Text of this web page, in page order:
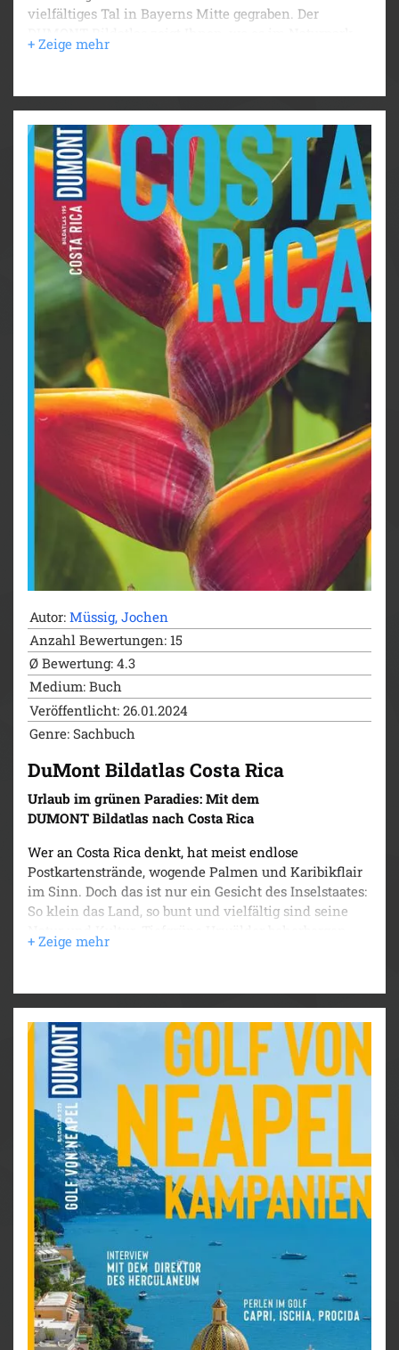
vielfältiges Tal in Bayerns Mitte gegraben. Der
Altmühltal am schönsten ist! In fünf Kapiteln führt
über das Fränkische Seenland und das Nördlinger
Ries bis in die Weltenburger Enge, wo die Donau ihren
großen Auftritt hat. Die großformatigen Fotografien von
Ernst Wrba zeigen überraschende und vertrautes
Perspektiven, die Sie mitten in diese wunderbare
Flusslandschaft entführen.
Das Beste erleben: Top-Sehenswürdigkeiten und
Ausflugsziele der Region auf einen Blick
Unsere Favoriten: die besten Tipps für
Entspannendes, Historisches und Festliches
Tradition, Veränderung und Eingriffe in die Natur:
Aspekte der Region kritisch betrachtet
Urlaub, aber natürlich: Empfehlungen für
umweltbewusstes Reisen und nachhaltiges
Erleben
Schöne Mitbringsel, einmalige Erlebnisse und
neue Erfahrungen: besondere Andenken aus dem
Altmühltal
Der besondere Altmühltal-Reiseführer für Neugierige
und Genießer
Der DUMONT Bildatlas ist Ihr verlässlicher Begleiter –
vor, während und nach Ihrer Reise! Bevor es losgeht,
und lassen Sie nach Ihrem Urlaub beim Blättern in
Ihren Erinnerungen schwelgen. Vor Ort führen Sie die
informativen Texte und übersichtlichen Karten zu
den schönsten Sehenswürdigkeiten und
Ausflugszielen. Eingestreute Reportagen und Specials
greifen aktuelle und interessante Themen auf, die
nicht jeder kennt. Machen Sie sich schon zu Hause
ist. Sammeln Sie Eindrücke vom Altmühltal, die nicht
so schnell verblassen!
Autor: Müssig, Jochen
Anzahl Bewertungen: 15
Ø Bewertung: 4.3
Medium: Buch
Veröffentlicht: 26.01.2024
Genre: Sachbuch
DuMont Bildatlas Costa Rica
Urlaub im grünen Paradies: Mit dem
DUMONT Bildatlas nach Costa Rica
Wer an Costa Rica denkt, hat meist endlose
Postkartenstrände, wogende Palmen und Karibikflair
im Sinn. Doch das ist nur ein Gesicht des Inselstaates:
So klein das Land, so bunt und vielfältig sind seine
eine der artenreichsten Zonen der Erde, aktive
den Städten und Dörfern wird zu traditionellen Festen
auf den Straßen getanzt. Der DUMONT Bildatlas zeigt
Ihnen, welche Orte Sie unbedingt besuchen müssen
und wie Sie die »reiche Küste« am besten
kennenlernen.
Das Beste erleben: Die elf Top-Ziele der Insel von
Kultur bis Abenteuer
Feine Strände, vielfältige Wassersportarten und
Unterkünfte mit Top-Lage: unsere Favoriten im
Überblick
Urlaub, aber natürlich: umweltfreundlich
unterwegs in Costa Ricas Naturparadiesen
Einzigartige Souvenirs, Begegnungen und
Genüsse: Mit diesen Reiseandenken bleibt der
Urlaub in Erinnerung
DUMONT Zur Sache: Spannende Themenseiten
über ein Land ohne Militär und die
Schattenseiten des Kaffeeanbaus